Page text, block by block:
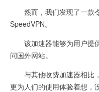
然而，我们发现了一款
SpeedVPN。
该加速器能够为用户提
问国外网站。
与其他收费加速器相比，
更为人们的使用体验着想，